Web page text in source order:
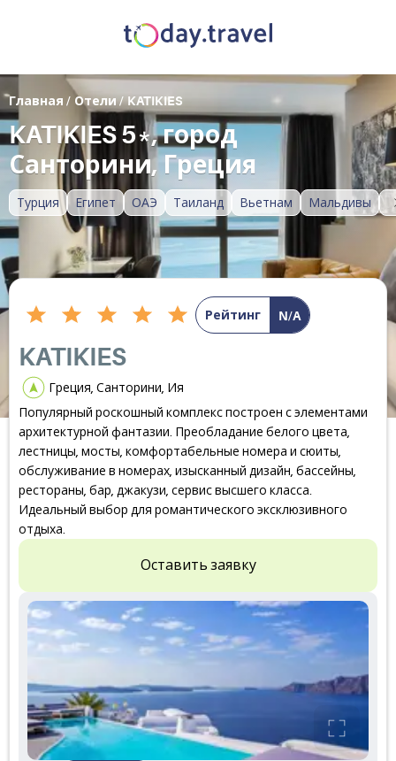
Турция Египет ОАЭ Таиланд Вьетнам Мальдивы
Главная / Отели/ KATIKIES
KATIKIES 5*, город
Санторини, Греция
Рейтинг N/A
KATIKIES
Греция, Санторини, Ия
Популярный роскошный комплекс построен с элементами
архитектурной фантазии. Преобладание белого цвета,
лестницы, мосты, комфортабельные номера и сюиты,
обслуживание в номерах, изысканный дизайн, бассейны,
рестораны, бар, джакузи, сервис высшего класса.
Идеальный выбор для романтического эксклюзивного
отдыха.
Оставить заявку